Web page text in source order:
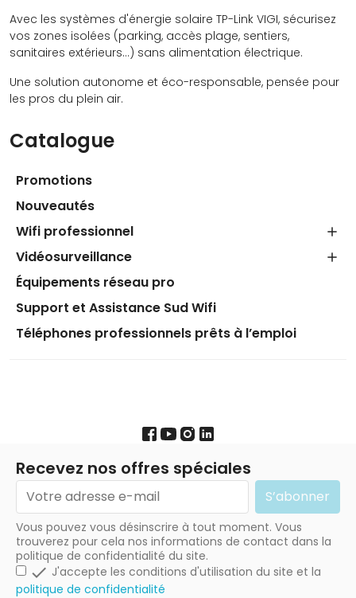
Catalogue
Promotions
Nouveautés
Wifi professionnel
Vidéosurveillance
Équipements réseau pro
Support et Assistance Sud Wifi
Téléphones professionnels prêts à l’emploi
Avec les systèmes d'énergie solaire TP-Link VIGI, sécurisez
vos zones isolées (parking, accès plage, sentiers,
sanitaires extérieurs…) sans alimentation électrique.
Une solution autonome et éco-responsable, pensée pour
les pros du plein air.
Recevez nos offres spéciales
Vous pouvez vous désinscrire à tout moment. Vous
trouverez pour cela nos informations de contact dans la
politique de confidentialité du site.
 J'accepte les conditions d'utilisation du site et la
politique de confidentialité